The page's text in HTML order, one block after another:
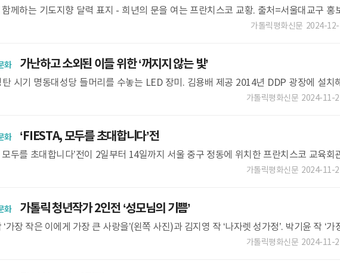
함께하는 기도지향 달력 표지 - 희년의 문을 여는 프란치스코 교황. 출처=서울대교구 홍
가톨릭평화신문 2024-12-
화가난하고 소외된 이들 위한 ‘꺼지지 않는 빛’
탄 시기 명동대성당 들머리를 수놓는 LED 장미. 김용배 제공 2014년 DDP 광장에 설치
가톨릭평화신문 2024-11-
화‘FIESTA, 모두를 초대합니다’전
모두를 초대합니다’전이 2일부터 14일까지 서울 중구 정동에 위치한 프란치스코 교육회
아노 카페에서 개최된다. 필리핀 출신의 안재선(성 골롬반 외방선교회) 신부 등
가톨릭평화신문 2024-11-
화가톨릭 청년작가 2인전 ‘성모님의 기쁨’
‘가장 작은 이에게 가장 큰 사랑을’(왼쪽 사진)과 김지영 작 ‘나자렛 성가정’. 박기윤 작 ‘가
가톨릭평화신문 2024-11-